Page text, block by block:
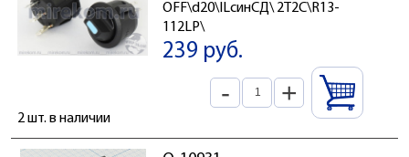
OFF\d20\ILсинСД\ 2T2C\R13-
112LP\
239 руб.
- +
2 шт. в наличии